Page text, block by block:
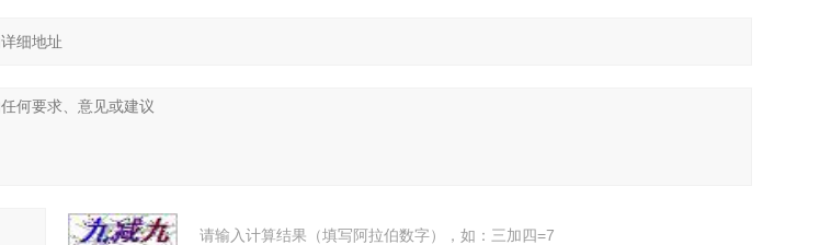
请输入计算结果（填写阿拉伯数字），如：三加四=7